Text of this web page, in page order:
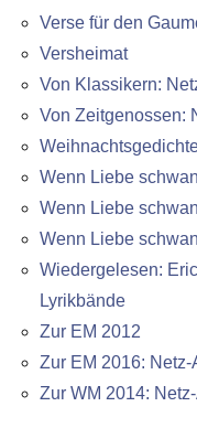
Verse für den
Versheimat
Von Klassikern:
Von Zeitgenossen:
Wenn Liebe
Wenn Liebe
Wenn Liebe
Wiedergelesen:
Lyrikbände
Zur EM 2012
Zur EM 2016:
Zur WM 2014: